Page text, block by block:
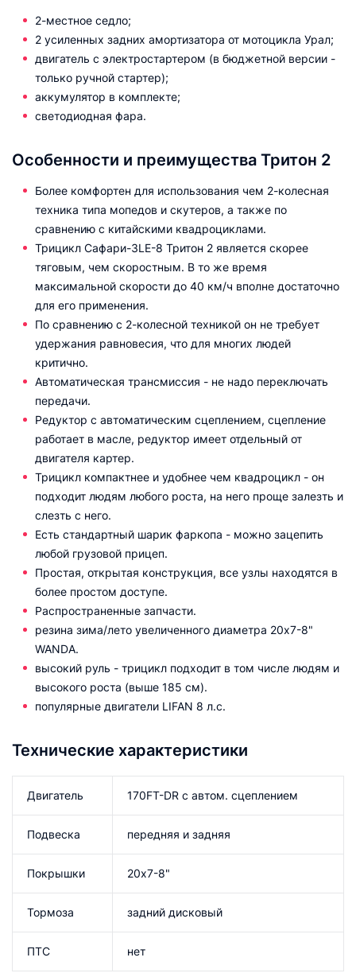
2-местное седло;
2 усиленных задних амортизатора от мотоцикла Урал;
двигатель с электростартером (в бюджетной версии -
только ручной стартер);
аккумулятор в комплекте;
светодиодная фара.
Особенности и преимущества Тритон 2
Более комфортен для использования чем 2-колесная
техника типа мопедов и скутеров, а также по
сравнению с китайскими квадроциклами.
Трицикл Сафари-3LЕ-8 Тритон 2 является скорее
тяговым, чем скоростным. В то же время
максимальной скорости до 40 км/ч вполне достаточно
для его применения.
По сравнению с 2-колесной техникой он не требует
удержания равновесия, что для многих людей
критично.
Автоматическая трансмиссия - не надо переключать
передачи.
Редуктор с автоматическим сцеплением, сцепление
работает в масле, редуктор имеет отдельный от
двигателя картер.
Трицикл компактнее и удобнее чем квадроцикл - он
подходит людям любого роста, на него проще залезть и
слезть с него.
Есть стандартный шарик фаркопа - можно зацепить
любой грузовой прицеп.
Простая, открытая конструкция, все узлы находятся в
более простом доступе.
Распространенные запчасти.
резина зима/лето увеличенного диаметра 20х7-8"
WANDA.
высокий руль - трицикл подходит в том числе людям и
высокого роста (выше 185 см).
популярные двигатели LIFAN 8 л.с.
Технические характеристики
Двигатель 170FT-DR с автом. сцеплением
Подвеска передняя и задняя
Покрышки 20х7-8"
Тормоза задний дисковый
ПТС нет